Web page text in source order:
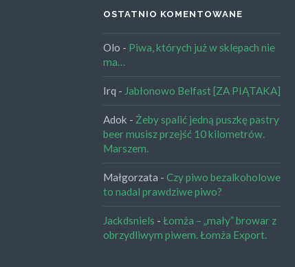
OSTATNIO KOMENTOWANE
Olo - Piwa, których już w sklepach nie
ma…
Irq - Jabłonowo Belfast [ZA PIĄTAKA]
Adok - Żeby spalić jedną puszkę pastry
beer musisz przejść 10 kilometrów.
Marszem.
Małgorzata - Czy piwo bezalkoholowe
to nadal prawdziwe piwo?
Jackdsniels - Łomża – „mały” browar z
obrzydliwym piwem. Łomża Export.